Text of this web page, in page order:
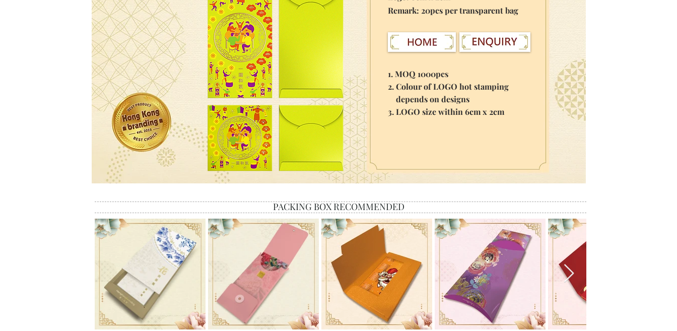
​Remark: 20pcs per transparent bag
1. MOQ 1000pcs
2. Colour of LOGO hot stamping
depends on designs
3. LOGO size within 6cm x 2cm
PACKING BOX RECOMMENDED